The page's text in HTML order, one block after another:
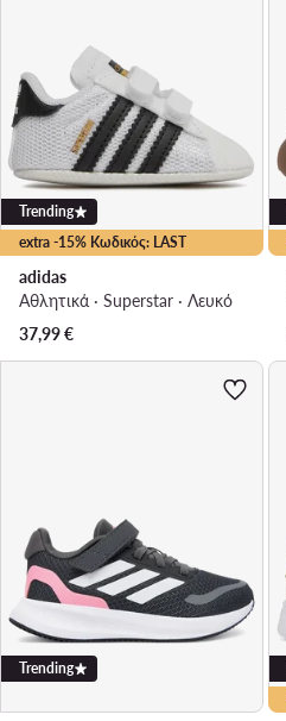
extra -15% Κωδικός: LAST
Trending
adidas
Αθλητικά · Superstar · Λευκό
37,99€
Trending